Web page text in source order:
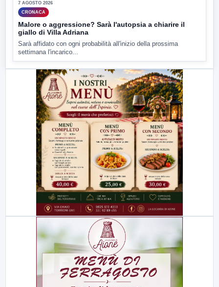
7 AGOSTO 2026
CRONACA
Malore o aggressione? Sarà l'autopsia a chiarire il
giallo di Villa Adriana
Sarà affidato con ogni probabilità all'inizio della prossima
settimana l'incarico...